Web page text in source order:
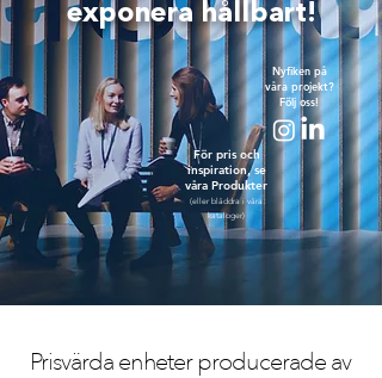
exponera hållbart!
För pris och
inspiration, se
våra Produkter
(eller bläddra i våra
kataloger)
Nyfiken på
våra projekt?
Följ oss!
Prisvärda enheter producerade av